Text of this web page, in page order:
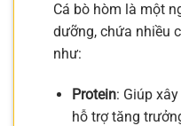
Cá bò hòm là một
dưỡng, chứa nhiều
như:
Protein: Giúp
hỗ trợ tăng